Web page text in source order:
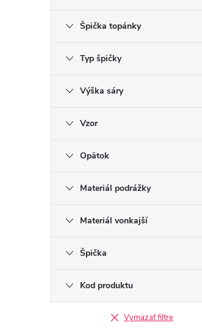
Špička topánky
Typ špičky
Výška sáry
Vzor
Opätok
Materiál podrážky
Materiál vonkajší
Špička
Kod produktu
Vymazať filtre